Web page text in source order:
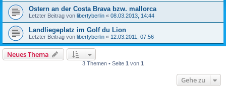
Ostern an der Costa Brava bzw. mallorca
Letzter Beitrag von libertyberlin « 08.03.2013, 14:44
Landliegeplatz im Golf du Lion
Letzter Beitrag von libertyberlin « 12.03.2011, 07:56
Neues Thema
3 Themen • Seite 1 von 1
Gehe zu